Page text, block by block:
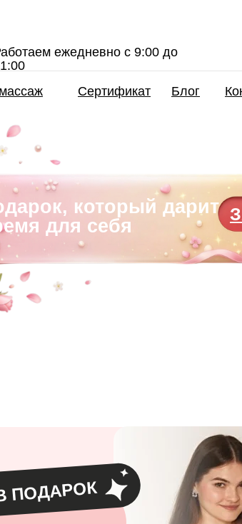
Блог
Сертификат
ежедневно с 9:00 до
который дарит
для себя
ПОДАРОК